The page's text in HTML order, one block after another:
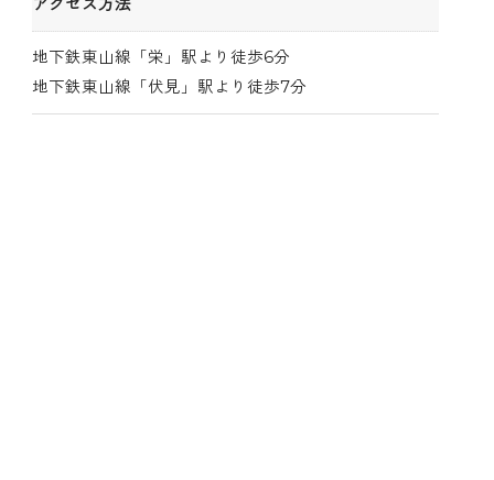
アクセス方法
地下鉄東山線「栄」駅より徒歩6分
地下鉄東山線「伏見」駅より徒歩7分